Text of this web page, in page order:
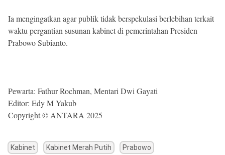
Ia mengingatkan agar publik tidak berspekulasi berlebihan terkait
waktu pergantian susunan kabinet di pemerintahan Presiden
Prabowo Subianto.
Pewarta: Fathur Rochman, Mentari Dwi Gayati
Editor: Edy M Yakub
Copyright © ANTARA 2025
Kabinet Kabinet Merah Putih Prabowo